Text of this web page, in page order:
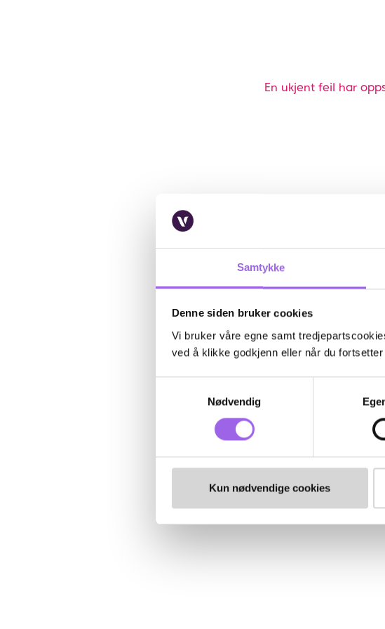
Samtykke
Denne siden bruker cookies
Vi bruker våre egne samt
ved å klikke godkjenn eller når du
Nødvendig
Kun nødvendige cookies
En ukjent feil har